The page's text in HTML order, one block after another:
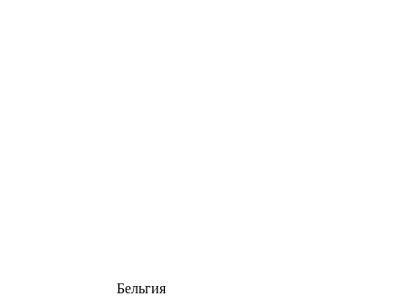
Бельгия